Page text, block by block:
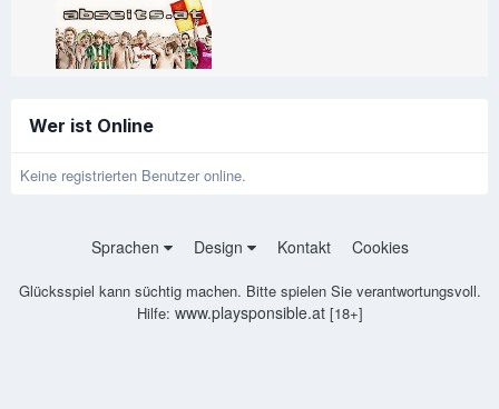
Wer ist Online
Keine registrierten Benutzer online.
Sprachen Design Kontakt Cookies
Glücksspiel kann süchtig machen. Bitte spielen Sie verantwortungsvoll.
Hilfe: www.playsponsible.at[18+]